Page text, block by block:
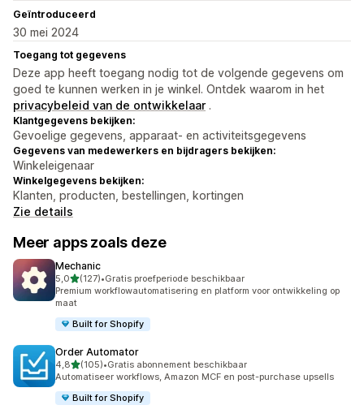
Geïntroduceerd
30 mei 2024
Toegang tot gegevens
Deze app heeft toegang nodig tot de volgende gegevens om
goed te kunnen werken in je winkel. Ontdek waarom in het
privacybeleid van de ontwikkelaar .
Klantgegevens bekijken:
Gevoelige gegevens, apparaat- en activiteitsgegevens
Gegevens van medewerkers en bijdragers bekijken:
Winkeleigenaar
Winkelgegevens bekijken:
Klanten, producten, bestellingen, kortingen
Zie details
Meer apps zoals deze
Mechanic
5,0van 5 sterren
(127)
127 recensies in totaal
•Gratis proefperiode beschikbaar
Premium workflowautomatisering en platform voor ontwikkeling op
maat
Built for Shopify
Order Automator
4,8van 5 sterren
(105)
105 recensies in totaal
•Gratis abonnement beschikbaar
Automatiseer workflows, Amazon MCF en post-purchase upsells
Built for Shopify